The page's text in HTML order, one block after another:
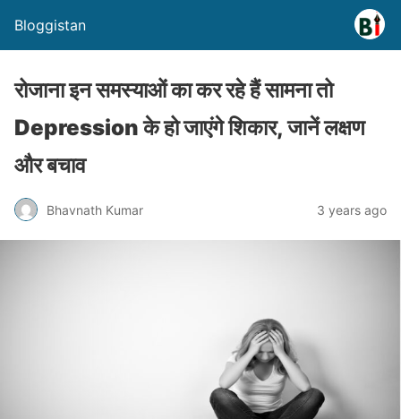
Bloggistan
रोजाना इन समस्याओं का कर रहे हैं सामना तो
Depression के हो जाएंगे शिकार, जानें लक्षण
और बचाव
Bhavnath Kumar 3 years ago